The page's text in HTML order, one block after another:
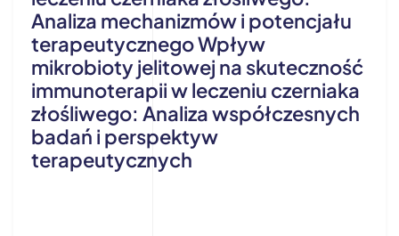
Analiza mechanizmów i potencjału
terapeutycznego Wpływ
mikrobioty jelitowej na skuteczność
immunoterapii w leczeniu czerniaka
złośliwego: Analiza współczesnych
badań i perspektyw
terapeutycznych